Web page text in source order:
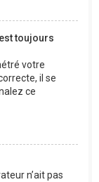
toujours
votre
il se
ce
n’ait pas